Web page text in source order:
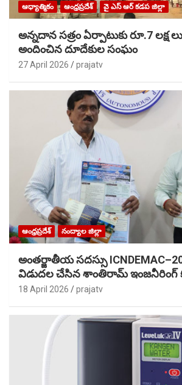
ఆధ్యాత్మికం ఆంధ్రప్రదేశ్ వై ఎస్ ఆర్ కడప జిల్లా
అన్నదాన సత్రం ఏర్పాటుకు రూ.7 లక్ష
అందించిన దూదేకుల సంఘం
27 April 2026 prajatv
ఆంధ్రప్రదేశ్ నంద్యాల జిల్లా
అంతర్జాతీయ సదస్సు
విడుదల చేసిన శాంతిరామ్
18 April 2026 prajatv